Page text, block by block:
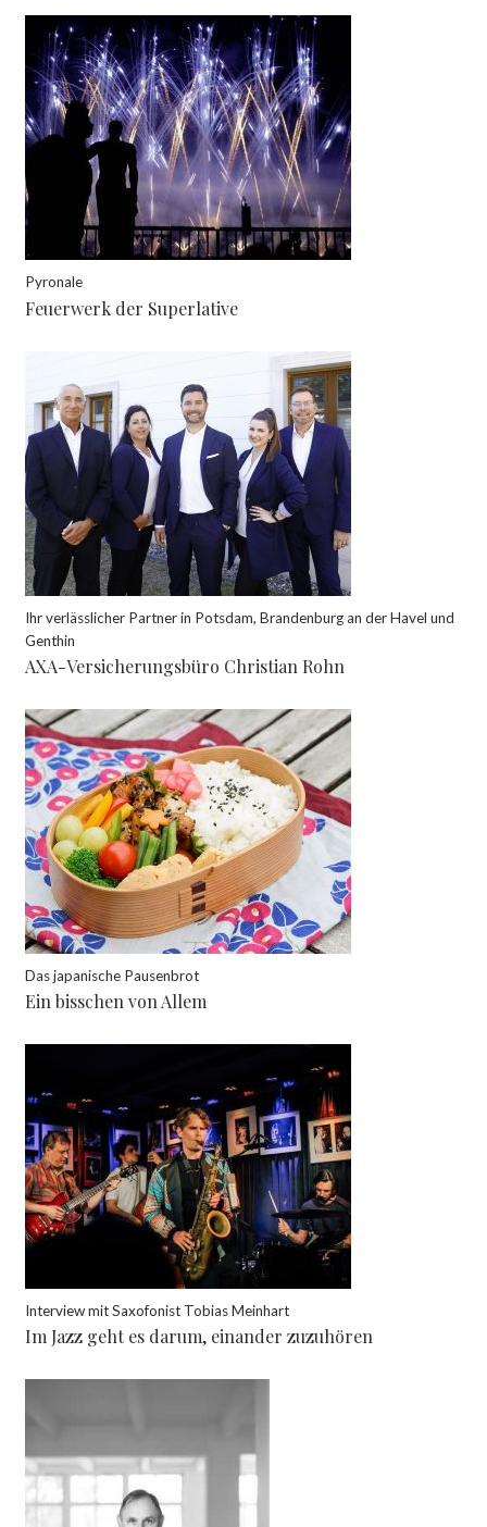
Pyronale
Feuerwerk der Superlative
Ihr verlässlicher Partner in Potsdam, Brandenburg an der Havel und
Genthin
AXA-Versicherungsbüro Christian Rohn
Das japanische Pausenbrot
Ein bisschen von Allem
Interview mit Saxofonist Tobias Meinhart
Im Jazz geht es darum, einander zuzuhören